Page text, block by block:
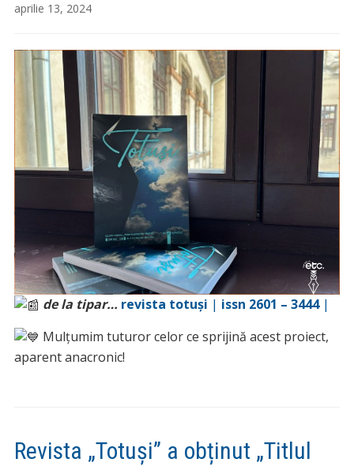
aprilie 13, 2024
de la tipar… revista totuși | issn 2601 – 3444|
Mulțumim tuturor celor ce sprijină acest proiect,
aparent anacronic!
Revista „Totuși” a obținut „Titlul